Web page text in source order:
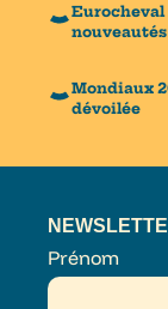
Eurocheval
Mondiaux
dévoilée
Prénom